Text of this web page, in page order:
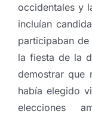
occidentales y
incluían
participaban
la fiesta de la
demostrar que
había elegido
elecciones